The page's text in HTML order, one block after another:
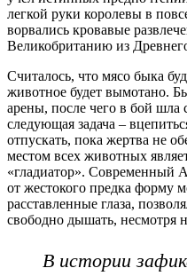
легкой руки королевы в
ворвались кровавые
Великобританию из
Считалось, что мясо быка
животное будет вымотано.
арены, после чего в бой шла
следующая задача –
отпускать, пока жертва не
местом всех животных
«гладиатор». Современный
от жестокого предка форму
расставленные глаза,
свободно дышать, несмотря
В истории